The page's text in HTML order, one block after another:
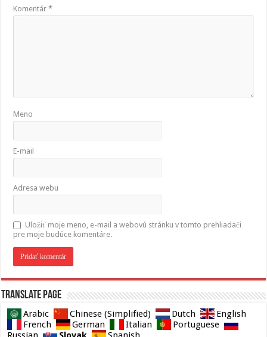
Komentár*
Meno
E-mail
Adresa webu
Uložiť moje meno, e-mail a webovú stránku v tomto prehliadači
pre moje budúce komentáre.
Translate page
Arabic Chinese (Simplified) Dutch
English
French
German Italian
Portuguese